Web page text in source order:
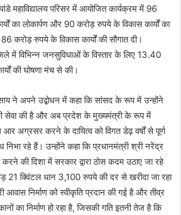
महाविद्यालय परिसर में आयोजित कार्यक्रम में 96
का लोकार्पण और 90 करोड़ रुपये के विकास कार्यों का
करोड़ रुपये के विकास कार्यों की सौगात दी।
में विभिन्न जनसुविधाओं के विस्तार के लिए 13.40
की घोषणा मंच से की।
ने अपने उद्बोधन में कहा कि सांसद के रूप में उन्होंने
सेवा की है और अब प्रदेश के मुख्यमंत्री के रूप में
आर अग्रसर करने के दायित्व को विगत डेढ़ वर्षों से पूर्ण
रहे हैं। उन्होंने कहा कि प्रधानमंत्री श्री नरेंद्र
करने की दिशा में सरकार द्वारा ठोस कदम उठाए जा रहे
21 क्विंटल धान 3,100 रुपये की दर से खरीदा जा रहा
निर्माण को स्वीकृति प्रदान की गई है और तीव्र
का निर्माण हो रहा है, जिसकी गति इतनी तेज है कि